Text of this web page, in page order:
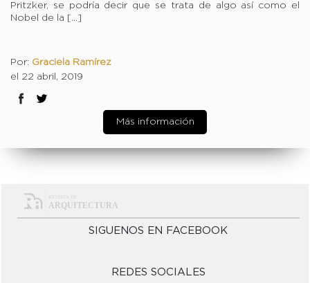
Pritzker, se podría decir que se trata de algo así como el
Nobel de la […]
Por: Graciela Ramírez
el 22 abril, 2019
Más información
REDES SOCIALES
SIGUENOS EN FACEBOOK